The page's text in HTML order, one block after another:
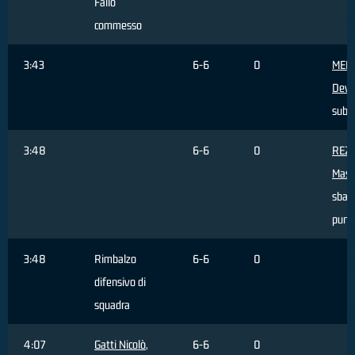
commesso
3:43 6-6 0
Devil
3:48 6-6 0
punti
3:48
Rimbalzo
difensivo di
squadra
6-6 0
4:07 Gatti Nicolò,
6-6 0